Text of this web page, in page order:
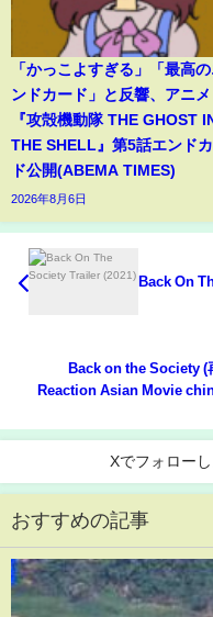
「かっこよすぎる」「最高の
ンドカード」と反響、アニメ
『攻殻機動隊 THE GHOST
THE SHELL』第5話エンド
ド公開(ABEMA TIMES)
2026年8月6日
Back On
Back on the Society (
Reaction Asian Movie
Xでフォローし
おすすめの記事